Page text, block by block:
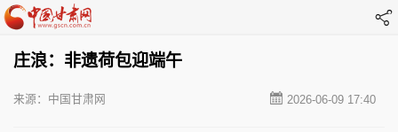
庄浪：非遗荷包迎端午
2026-06-09 17:40
来源：中国甘肃网